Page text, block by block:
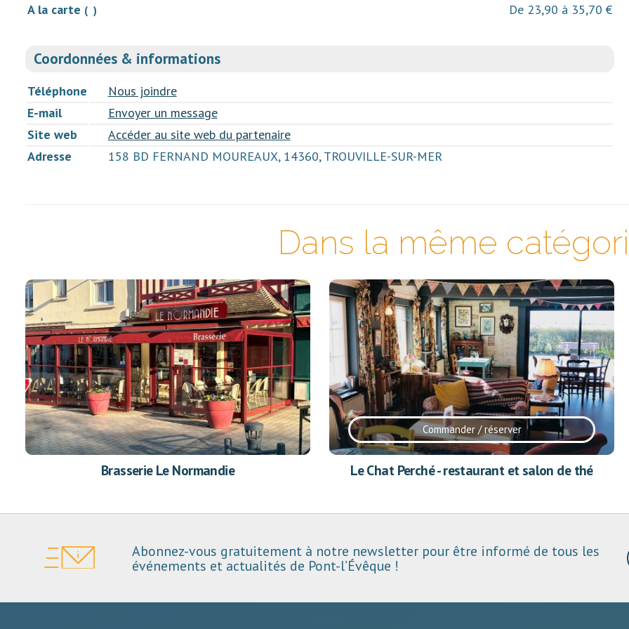
A la carte ( ) De 23,90 à 35,70 €
Coordonnées & informations
Téléphone
Nous joindre
E-mail
Envoyer un message
Site web
Accéder au site web du partenaire
Adresse
158 BD FERNAND MOUREAUX, 14360, TROUVILLE-SUR-MER
Dans la même
Brasserie Le Normandie
Commander / réserver
Le Chat Perché - restaurant et salon de thé
Abonnez-vous gratuitement à notre newsletter pour être informé de tous les
événements et actualités de Pont-l’Évêque !